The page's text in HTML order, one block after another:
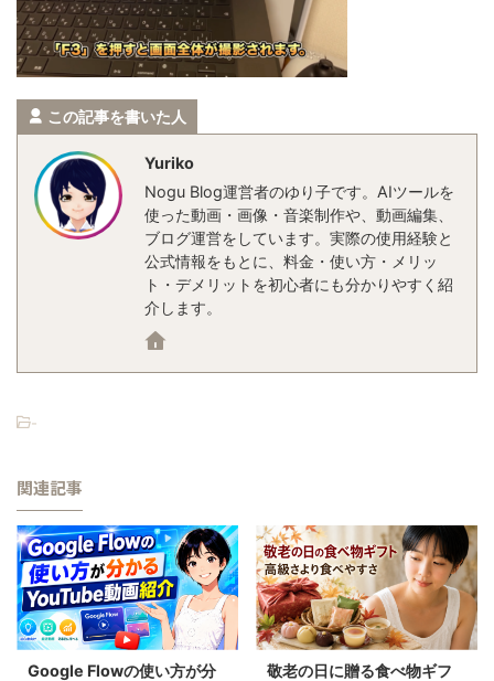
この記事を書いた人
Yuriko
Nogu Blog運営者のゆり子です。AIツールを
使った動画・画像・音楽制作や、動画編集、
ブログ運営をしています。実際の使用経験と
公式情報をもとに、料金・使い方・メリッ
ト・デメリットを初心者にも分かりやすく紹
介します。
-
関連記事
Google Flowの使い方が分
敬老の日に贈る食べ物ギフ